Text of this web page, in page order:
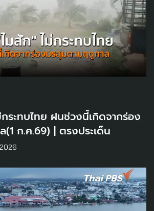
ระทบไทย ฝนช่วงนี้เกิดจากร่อง
ก.ค.69) | ตรงประเด็น